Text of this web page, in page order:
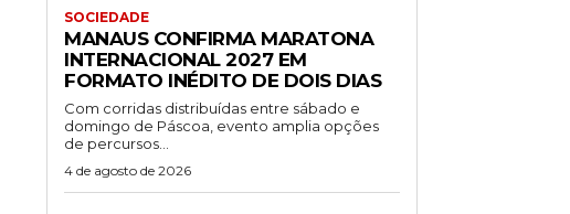
SOCIEDADE
MANAUS CONFIRMA MARATONA
INTERNACIONAL 2027 EM
FORMATO INÉDITO DE DOIS DIAS
Com corridas distribuídas entre sábado e
domingo de Páscoa, evento amplia opções
de percursos...
4 de agosto de 2026